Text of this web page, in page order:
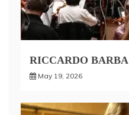
RICCARDO BARBA
May 19, 2026